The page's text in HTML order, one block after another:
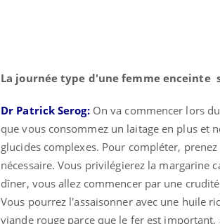
La journée type d'une femme enceinte
Dr Patrick Serog: On va commencer lors
que vous consommez un laitage en plus et
glucides complexes. Pour compléter,
nécessaire. Vous privilégierez la margarine
dîner, vous allez commencer par une
Vous pourrez l'assaisonner avec une huile
viande rouge parce que le fer est important,